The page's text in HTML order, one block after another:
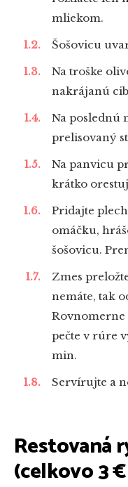
mliekom.
Šošovicu
Na troške
nakrájanú
Na poslednú
prelisovaný
Na panvicu
krátko
Pridajte
omáčku,
šošovicu.
Zmes
nemáte, tak
Rovnomerne
pečte v rúre
min.
Servírujte a
Restovaná
(celkovo 3